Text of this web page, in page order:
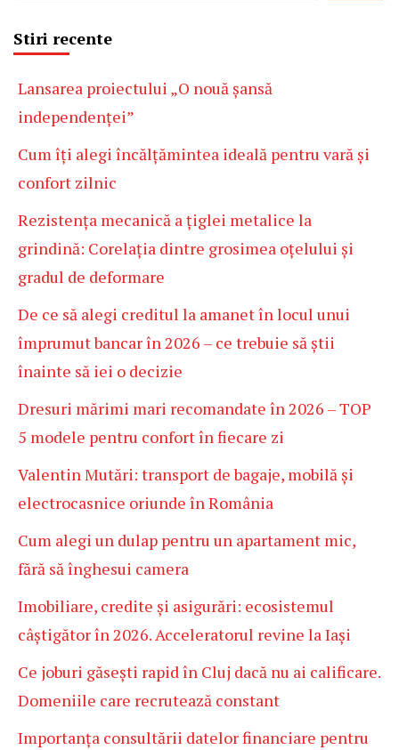
Stiri recente
Lansarea proiectului „O nouă șansă
independenței”
Cum îți alegi încălțămintea ideală pentru vară și
confort zilnic
Rezistența mecanică a țiglei metalice la
grindină: Corelația dintre grosimea oțelului și
gradul de deformare
De ce să alegi creditul la amanet în locul unui
împrumut bancar în 2026 – ce trebuie să știi
înainte să iei o decizie
Dresuri mărimi mari recomandate în 2026 – TOP
5 modele pentru confort în fiecare zi
Valentin Mutări: transport de bagaje, mobilă și
electrocasnice oriunde în România
Cum alegi un dulap pentru un apartament mic,
fără să înghesui camera
Imobiliare, credite și asigurări: ecosistemul
câștigător în 2026. Acceleratorul revine la Iași
Ce joburi găsești rapid în Cluj dacă nu ai calificare.
Domeniile care recrutează constant
Importanța consultării datelor financiare pentru